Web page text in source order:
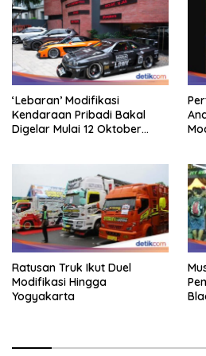
‘Lebaran’ Modifikasi
Kendaraan Pribadi Bakal
Digelar Mulai 12 Oktober
Ratusan Truk Ikut Duel
Modifikasi Hingga
Yogyakarta